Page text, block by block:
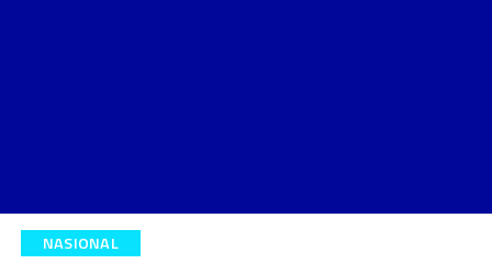
NASIONAL